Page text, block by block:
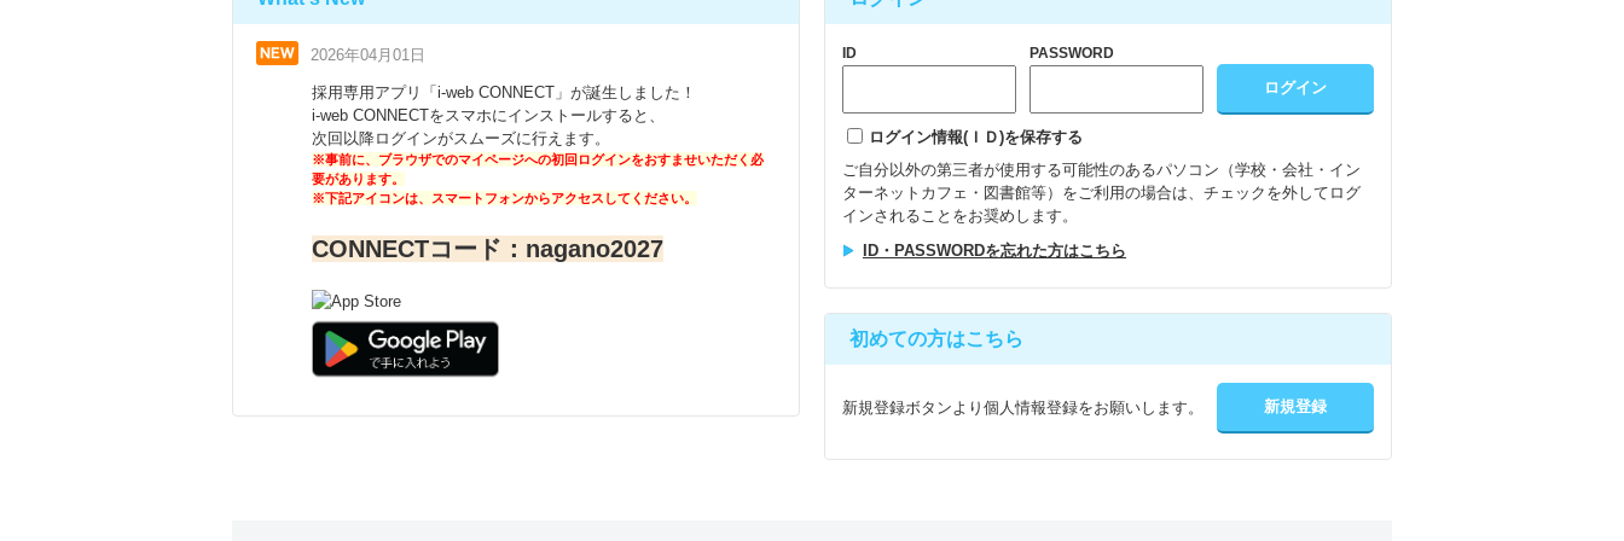
ID PASSWORD
ログイン情報(ＩＤ)を保存する
ご自分以外の第三者が使用する可能性のあるパソコン（学校・会社・イン
ターネットカフェ・図書館等）をご利用の場合は、チェックを外してログ
インされることをお奨めします。
ID・PASSWORDを忘れた方はこちら
初めての方はこちら
新規登録ボタンより個人情報登録をお願いします。
2026年04月01日
採用専用アプリ「i-web CONNECT」が誕生しました！
i-web CONNECTをスマホにインストールすると、
次回以降ログインがスムーズに行えます。
※事前に、ブラウザでのマイページへの初回ログインをおすませいただく必
要があります。
※下記アイコンは、スマートフォンからアクセスしてください。
CONNECTコード：nagano2027